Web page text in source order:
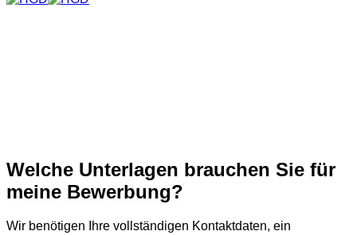
Welche Unterlagen brauchen Sie für
meine Bewerbung?
Wir benötigen Ihre vollständigen Kontaktdaten, ein